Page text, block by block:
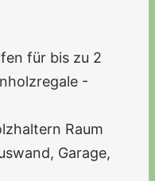
für bis zu 2
-
Raum
Garage,